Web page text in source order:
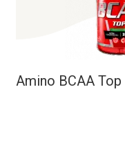
Amino BCAA Top